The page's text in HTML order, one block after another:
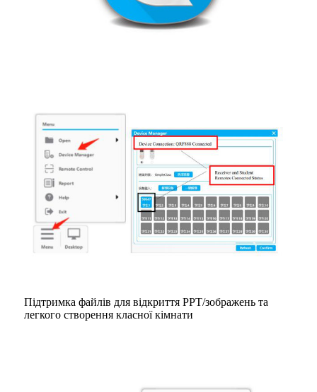
Підтримка файлів для відкриття PPT/зображень та
легкого створення класної кімнати